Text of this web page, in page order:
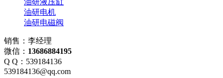
油研电机
油研电磁阀
销售：李经理
微信： 13686884195
Q Q：539184136
539184136@qq.com